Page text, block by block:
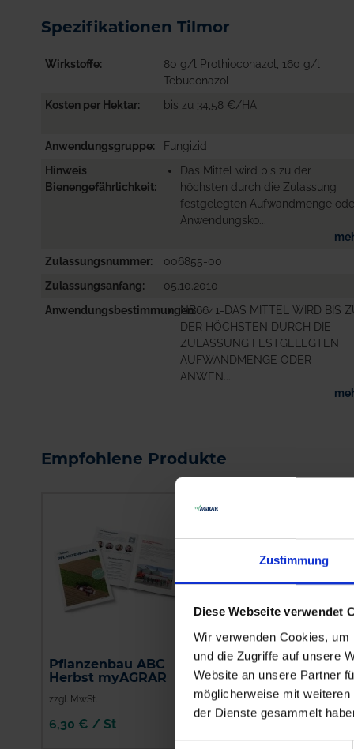
Zustimmung
Diese Webseite verwendet
Wir verwenden Cookies,
und die Zugriffe auf unsere
Website an unsere Partner
möglicherweise mit
der Dienste gesammelt
Spezifikationen Tilmor
Wirkstoffe
80 g/l Prothioconazol, 160 g/l
Tebuconazol
Kosten per Hektar bis zu 34,58 €/HA
Anwendungsgruppe
Fungizid
Hinweis
Bienengefährlichkeit
Das Mittel wird bis zu der
höchsten durch die Zulassung
festgelegten Aufwandmenge
Anwendungsko...
Zulassungsnummer 006855-00
Zulassungsanfang
05.10.2010
AnwendungsbestimmungenNB6641-DAS MITTEL WIRD BIS
DER HÖCHSTEN DURCH DIE
ZULASSUNG FESTGELEGTEN
AUFWANDMENGE ODER
ANWEN...
Empfohlene Produkte
Pflanzenbau ABC
Herbst myAGRAR
zzgl. MwSt.
6,30 € / St
Lebosol®-Bor
zzgl. MwSt.
2,97 € / l